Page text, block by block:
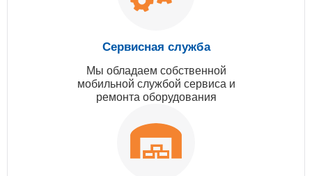
Сервисная служба
Мы обладаем собственной
мобильной службой сервиса и
ремонта оборудования